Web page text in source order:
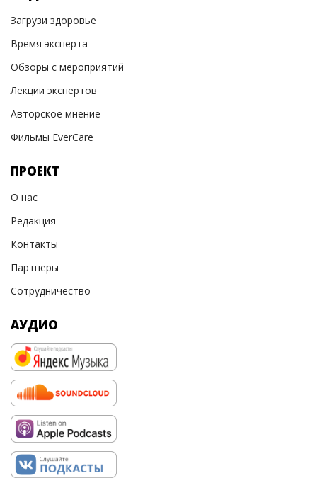
Загрузи здоровье
Время эксперта
Обзоры с мероприятий
Лекции экспертов
Авторское мнение
Фильмы EverCare
ПРОЕКТ
О нас
Редакция
Контакты
Партнеры
Сотрудничество
АУДИО